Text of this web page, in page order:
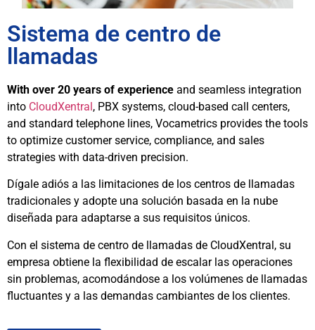
Sistema de centro de
llamadas
With over 20 years of experience and seamless integration
into CloudXentral, PBX systems, cloud-based call centers,
and standard telephone lines, Vocametrics provides the tools
to optimize customer service, compliance, and sales
strategies with data-driven precision.
Dígale adiós a las limitaciones de los centros de llamadas
tradicionales y adopte una solución basada en la nube
diseñada para adaptarse a sus requisitos únicos.
Con el sistema de centro de llamadas de CloudXentral, su
empresa obtiene la flexibilidad de escalar las operaciones
sin problemas, acomodándose a los volúmenes de llamadas
fluctuantes y a las demandas cambiantes de los clientes.